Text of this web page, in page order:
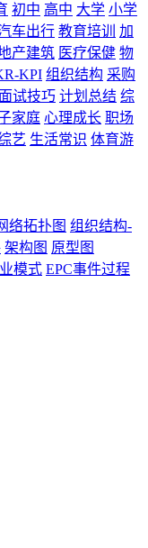
初中 高中 大学 小学
车出行 教育培训
加
产建筑 医疗保健 物
KPI 组织结构 采购
面试技巧 计划总结 综
家庭 心理成长 职场
艺 生活常识 体育游
络拓扑图 组织结构-
架构图 原型图
模式 EPC事件过程